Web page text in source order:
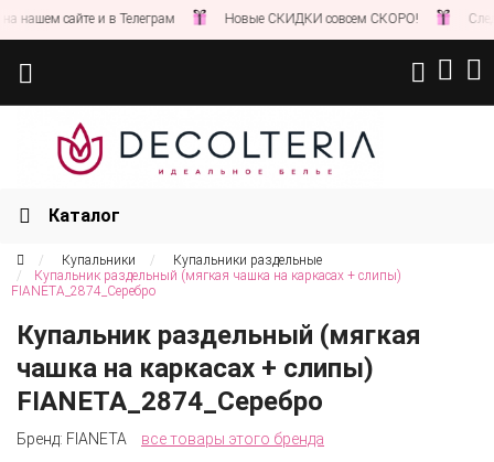
сайте и в Телеграм Новые СКИДКИ совсем СКОРО! Следите
Каталог
Купальники
Купальники раздельные
Купальник раздельный (мягкая чашка на каркасах + слипы)
FIANETA_2874_Серебро
Купальник раздельный (мягкая
чашка на каркасах + слипы)
FIANETA_2874_Серебро
Бренд: FIANETA все товары этого бренда